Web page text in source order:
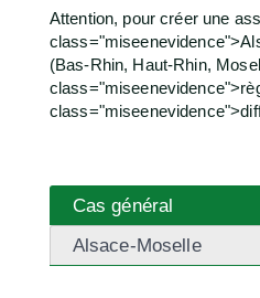
Attention, pour créer une
(Bas-Rhin, Haut-Rhin,
Cas général
Alsace-Moselle